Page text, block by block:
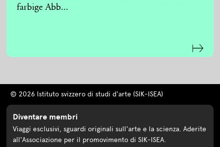
farbige Abb...
© 2026 Istituto svizzero di studi d'arte (SIK-ISEA)
Diventare membri
Viaggi esclusivi, sguardi originali sull'arte e la scienza. Aderite
all'Associazione per il promovimento di SIK-ISEA.